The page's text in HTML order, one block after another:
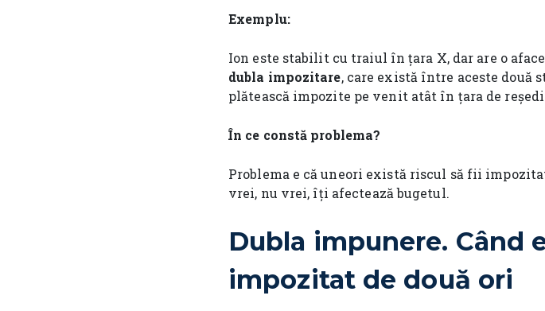
Exemplu:
Ion este stabilit cu traiul în țara X, dar are o
dubla impozitare, care există între aceste două
plătească impozite pe venit atât în țara de
În ce constă problema?
Problema e că uneori există riscul să fii
vrei, nu vrei, îți afectează bugetul.
Dubla impunere. Când
impozitat de două ori